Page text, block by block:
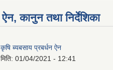
ऐन, कानुन तथा निर्देशिका
कृषि ब्यबसाय प्रबर्धन ऐन
मिति: 01/04/2021 - 12:41